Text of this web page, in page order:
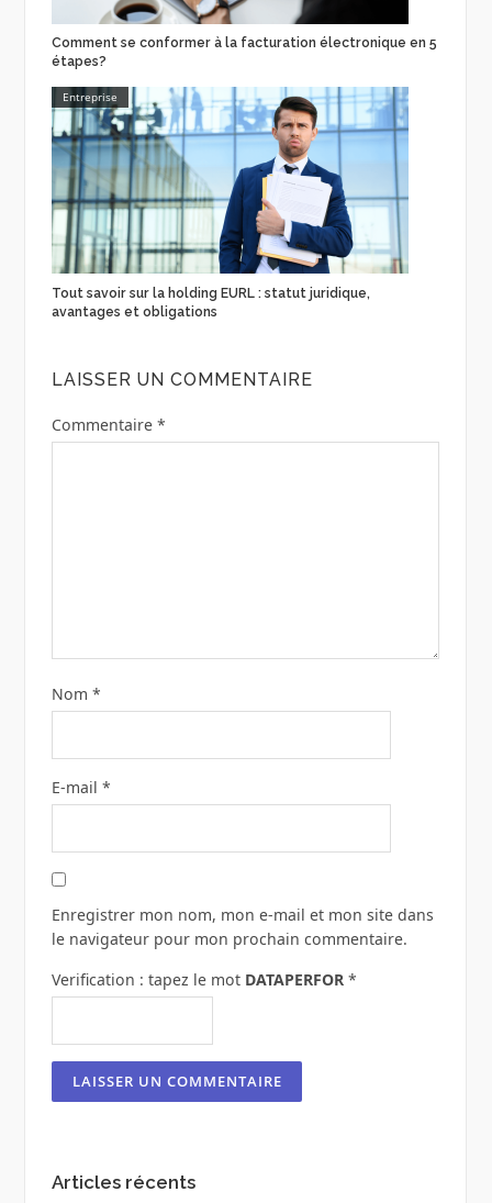
Comment se conformer à la facturation électronique en 5
étapes?
Entreprise
Tout savoir sur la holding EURL : statut juridique,
avantages et obligations
LAISSER UN COMMENTAIRE
Commentaire *
Nom *
E-mail *
Enregistrer mon nom, mon e-mail et mon site dans
le navigateur pour mon prochain commentaire.
Verification : tapez le mot DATAPERFOR *
Articles récents